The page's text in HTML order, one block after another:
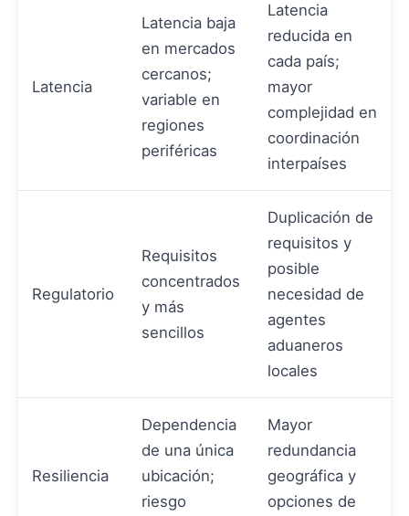
Latencia
Latencia baja
en mercados
cercanos;
variable en
regiones
periféricas
Latencia
reducida en
cada país;
mayor
complejidad en
coordinación
interpaíses
Regulatorio
Requisitos
concentrados
y más
sencillos
Duplicación de
requisitos y
posible
necesidad de
agentes
aduaneros
locales
Resiliencia
Dependencia
de una única
ubicación;
riesgo
Mayor
redundancia
geográfica y
opciones de